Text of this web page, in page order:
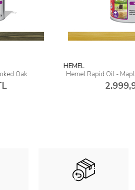
- Hızlı Kuruyan Yağ
TL
Hemel Rapid